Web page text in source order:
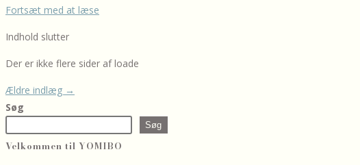
Fortsæt med at læse
Indhold slutter
Der er ikke flere sider af loade
Ældre indlæg →
Søg
Søg
Velkommen til YOMIBO